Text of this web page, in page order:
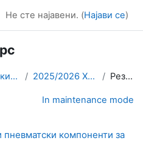
Не сте најавени. (Најави се)
Додипломски студии 2025/2026 ХПКИ4.0 Резиме
In maintenance mode
компоненти за